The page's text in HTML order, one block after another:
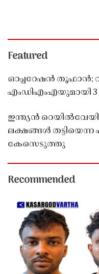
Featured
ഓപ്പറേഷൻ തൂഫാൻ;
എംഡിഎംഎയുമായി
ഇന്ത്യൻ
ലക്ഷങ്ങൾ തട്ടിയെന്ന
കേസെടുത്തു
Recommended